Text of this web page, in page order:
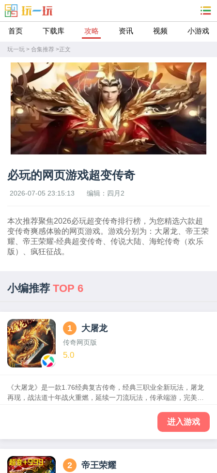
首页 下载库 攻略 资讯 视频 小游戏
玩一玩 > 合集推荐 >正文
必玩的网页游戏超变传奇
2026-07-05 23:15:13 编辑：四月2
本次推荐聚焦2026必玩超变传奇排行榜，为您精选六款超
变传奇爽感体验的网页游戏。游戏分别为：大屠龙、帝王荣
耀、帝王荣耀-经典超变传奇、传说大陆、海蛇传奇（欢乐
版）、疯狂征战。
小编推荐 TOP 6
1 大屠龙
传奇网页版
5.0
《大屠龙》是一款1.76经典复古传奇，经典三职业全新玩法，屠龙
再现，战法道十年战火重燃，延续一刀流玩法，传承端游，完美复
城野外PK，万人同屏热血沙巴克，热血帝王，决战沙城，激战魔
神，炫酷时装，华丽羽翼，装备全靠打，自由交易，元宝福利，传
世挂机，烈焰裁决，传奇挂机，破晓唤龙，在最大程度还原经典传
法身，宠物精灵等各种超变玩法，随时随地征战玛法，成就沙城霸
主，有兄弟有屠龙！
进入游戏
2 帝王荣耀